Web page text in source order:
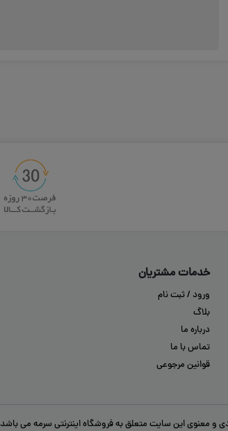
خدمات مشتریان
ورود / ثبت نام
بلاگ
درباره ما
تماس با ما
قوانین مرجوعی
و معنوی این سایت متعلق به فروشگاه اینترنتی سرمه می باشد